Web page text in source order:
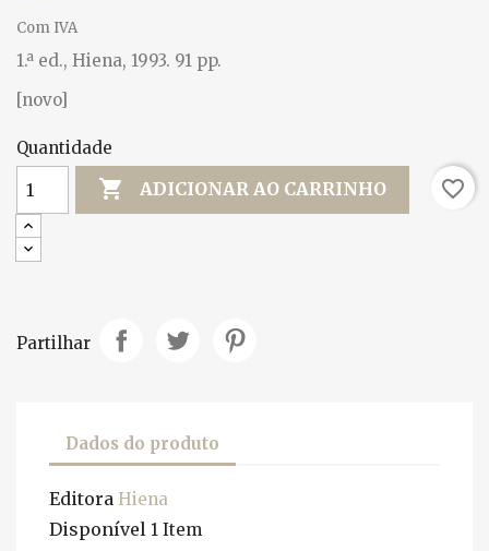
Com IVA
1.ª ed., Hiena, 1993. 91 pp.
[novo]
Quantidade
 ADICIONAR AO CARRINHO favorite_border
Partilhar
Dados do produto
Editora Hiena
Disponível 1 Item